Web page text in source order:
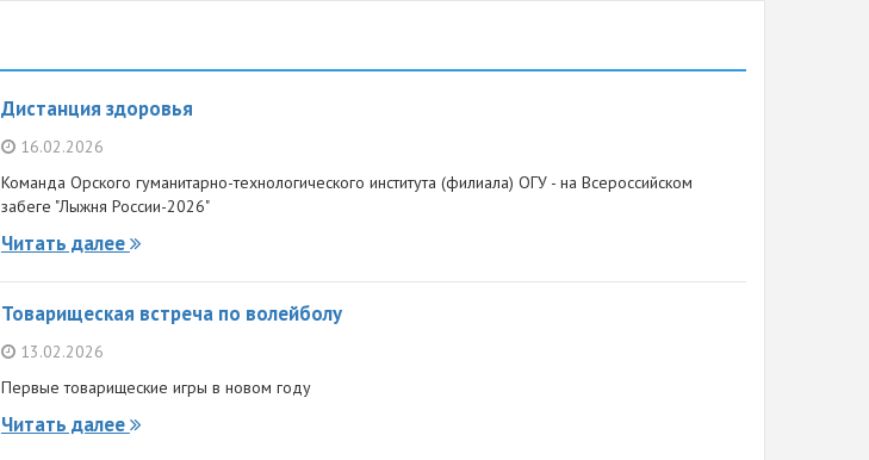
Дистанция здоровья
16.02.2026
Команда Орского гуманитарно-технологического института (филиала) ОГУ - на Всероссийском
забеге "Лыжня России-2026"
Читать далее
Товарищеская встреча по волейболу
13.02.2026
Первые товарищеские игры в новом году
Читать далее